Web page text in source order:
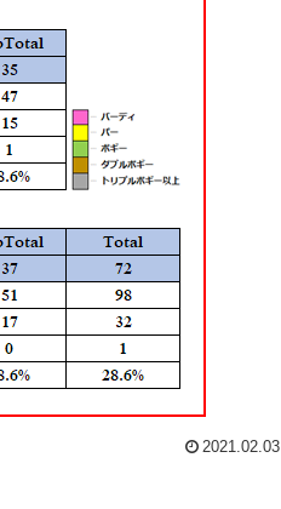
2021.02.03